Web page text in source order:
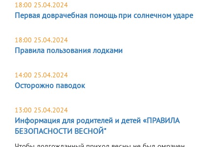
18:00 25.04.2024
Первая доврачебная помощь при солнечном ударе
18:00 25.04.2024
Правила пользования лодками
14:00 25.04.2024
Осторожно паводок
13:00 25.04.2024
Информация для родителей и детей «ПРАВИЛА
БЕЗОПАСНОСТИ ВЕСНОЙ"